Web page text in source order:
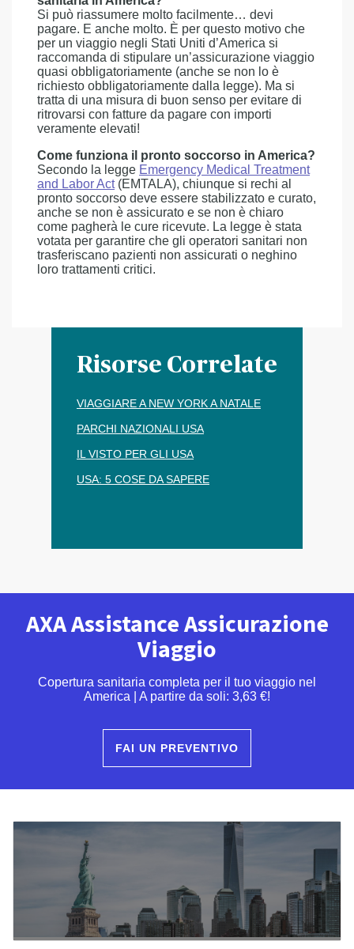
Si può riassumere molto facilmente… devi
pagare. E anche molto. È per questo motivo che
per un viaggio negli Stati Uniti d’America si
raccomanda di stipulare un’assicurazione viaggio
quasi obbligatoriamente (anche se non lo è
richiesto obbligatoriamente dalla legge). Ma si
tratta di una misura di buon senso per evitare di
ritrovarsi con fatture da pagare con importi
veramente elevati!
Come funziona il pronto soccorso in America?
Secondo la legge Emergency Medical Treatment
and Labor Act(EMTALA), chiunque si rechi al
pronto soccorso deve essere stabilizzato e curato,
anche se non è assicurato e se non è chiaro
come pagherà le cure ricevute. La legge è stata
votata per garantire che gli operatori sanitari non
trasferiscano pazienti non assicurati o neghino
loro trattamenti critici.
Risorse Correlate
VIAGGIARE A NEW YORK A NATALE
PARCHI NAZIONALI USA
IL VISTO PER GLI USA
USA: 5 COSE DA SAPERE
AXA Assistance Assicurazione
Viaggio
Copertura sanitaria completa per il tuo viaggio nel
America | A partire da soli: 3,63 €!
FAI UN PREVENTIVO